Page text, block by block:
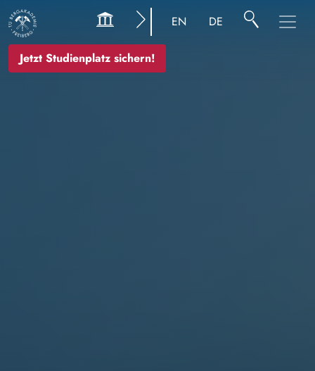
Jetzt Studienplatz sichern!
EN DE
Image